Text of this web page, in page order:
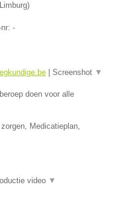
Limburg)
-
Screenshot ▼
doen voor alle
Medicatieplan,
video ▼